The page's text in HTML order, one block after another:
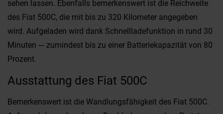
sehen lassen. Ebenfalls bemerkenswert ist die Reichweite
des Fiat 500C, die mit bis zu 320 Kilometer angegeben
wird. Aufgeladen wird dank Schnellladefunktion in rund 30
Minuten --- zumindest bis zu einer Batteriekapazität von 80
Prozent.
Ausstattung des Fiat 500C
Bemerkenswert ist die Wandlungsfähigkeit des Fiat 500C.